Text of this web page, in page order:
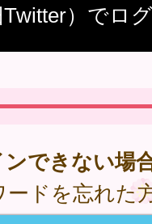
Twitter）でロ
ンできない場
ードを忘れた